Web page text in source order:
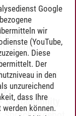
Work &
Englisch B2.2
Google
wir
(YouTube,
Diese
Der
in den
unzureichend
dass Ihre
werden können.